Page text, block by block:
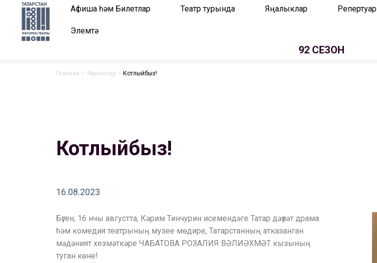
Афиша һәм Билетлар Театр турында Яңалыклар Репертуар
Элемтә
92 СЕЗОН
Главная — Яңалыклар — Котлыйбыз!
Котлыйбыз!
16.08.2023
Бүген, 16 нчы августта, Кәрим Тинчурин исемендәге Татар дәүләт драма
һәм комедия театрының музее мөдире, Татарстанның атказанган
мәдәният хезмәткәре ЧАБАТОВА РОЗАЛИЯ ВӘЛИӘХМӘТ кызының
туган көне!